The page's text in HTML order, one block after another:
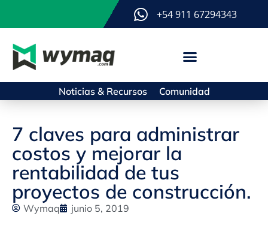
+54 911 67294343
Noticias & Recursos Comunidad
7 claves para administrar
costos y mejorar la
rentabilidad de tus
proyectos de construcción.
Wymaq junio 5, 2019